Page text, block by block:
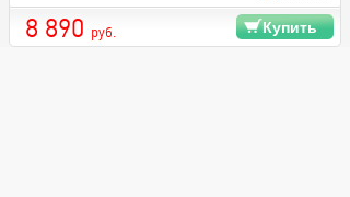
8 890 руб. Купить